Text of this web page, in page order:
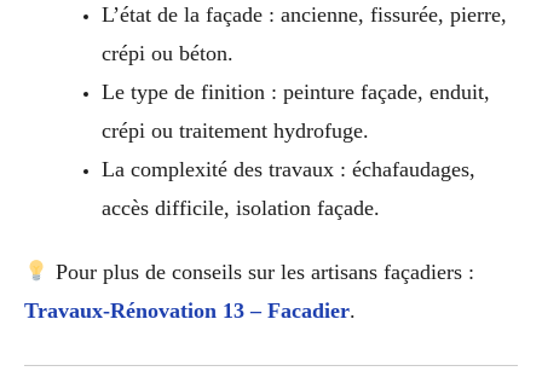
L’état de la façade : ancienne, fissurée, pierre,
crépi ou béton.
Le type de finition : peinture façade, enduit,
crépi ou traitement hydrofuge.
La complexité des travaux : échafaudages,
accès difficile, isolation façade.
Pour plus de conseils sur les artisans façadiers :
Travaux-Rénovation 13 – Facadier.